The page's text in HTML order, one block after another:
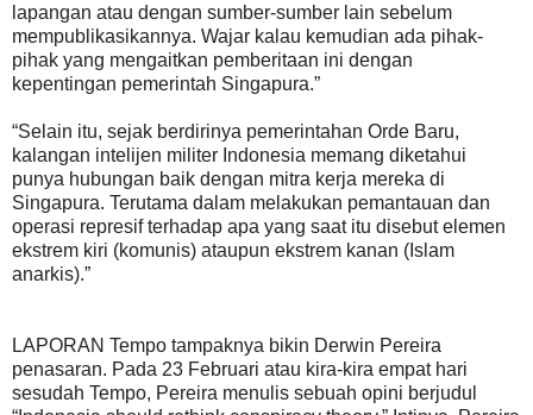
lapangan atau dengan sumber-sumber lain sebelum
mempublikasikannya. Wajar kalau kemudian ada pihak-
pihak yang mengaitkan pemberitaan ini dengan
kepentingan pemerintah Singapura.”
“Selain itu, sejak berdirinya pemerintahan Orde Baru,
kalangan intelijen militer Indonesia memang diketahui
punya hubungan baik dengan mitra kerja mereka di
Singapura. Terutama dalam melakukan pemantauan dan
operasi represif terhadap apa yang saat itu disebut elemen
ekstrem kiri (komunis) ataupun ekstrem kanan (Islam
anarkis).”
LAPORAN Tempo tampaknya bikin Derwin Pereira
penasaran. Pada 23 Februari atau kira-kira empat hari
sesudah Tempo, Pereira menulis sebuah opini berjudul